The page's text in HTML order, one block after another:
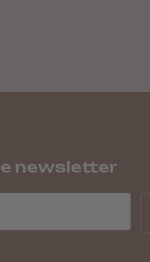
newsletter